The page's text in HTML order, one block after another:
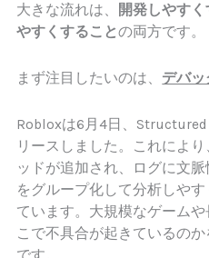
大きな流れは、 開発しやすく
やすくすることの両方です。
まず注目したいのは、 デバ
Robloxは6月4日、
リースしました。これによ
ッドが追加され、ログに文
をグループ化して分析しや
ています。大規模なゲーム
こで不具合が起きているの